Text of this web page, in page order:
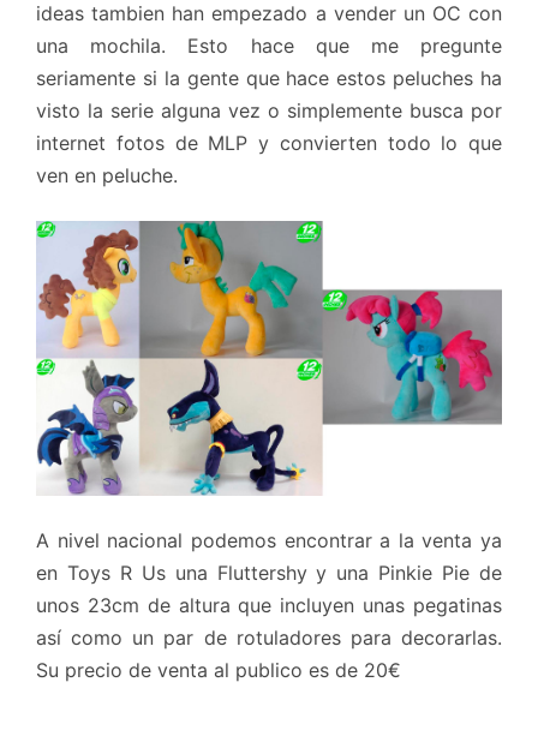
ideas tambien han empezado a vender un OC con
una mochila. Esto hace que me pregunte
seriamente si la gente que hace estos peluches ha
visto la serie alguna vez o simplemente busca por
internet fotos de MLP y convierten todo lo que
ven en peluche.
A nivel nacional podemos encontrar a la venta ya
en Toys R Us una Fluttershy y una Pinkie Pie de
unos 23cm de altura que incluyen unas pegatinas
así como un par de rotuladores para decorarlas.
Su precio de venta al publico es de 20€